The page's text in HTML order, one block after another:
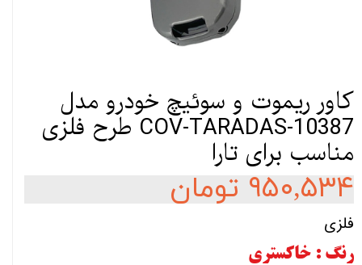
کاور ریموت و سوئیچ خودرو مدل
COV-TARADAS-10387 طرح فلزی
مناسب برای تارا
۹۵۰,۵۳۴ تومان
فلزی
رنگ: خاکستری